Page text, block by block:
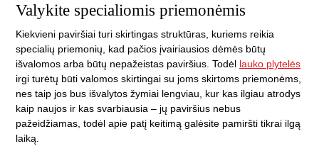
Valykite specialiomis priemonėmis
Kiekvieni paviršiai turi skirtingas struktūras, kuriems reikia
specialių priemonių, kad pačios įvairiausios dėmės būtų
išvalomos arba būtų nepažeistas paviršius. Todėl lauko plytelės
irgi turėtų būti valomos skirtingai su joms skirtoms priemonėms,
nes taip jos bus išvalytos žymiai lengviau, kur kas ilgiau atrodys
kaip naujos ir kas svarbiausia – jų paviršius nebus
pažeidžiamas, todėl apie patį keitimą galėsite pamiršti tikrai ilgą
laiką.